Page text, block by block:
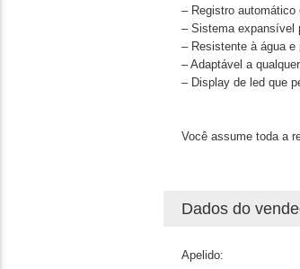
– Registro automático
– Sistema expansível
– Resistente à água e
– Adaptável a
– Display de led que
Você assume toda a
Dados do
Apelido: